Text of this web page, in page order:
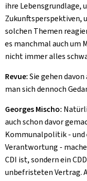
ihre Lebensgrundlage,
Zukunftsperspektiven,
solchen Themen
es manchmal auch um
nicht immer alles
Revue:Sie gehen
man sich dennoch
Georges Mischo:
auch schon davor
Kommunalpolitik -
Verantwortung -
CDI ist, sondern ein
unbefristeten Vertrag.